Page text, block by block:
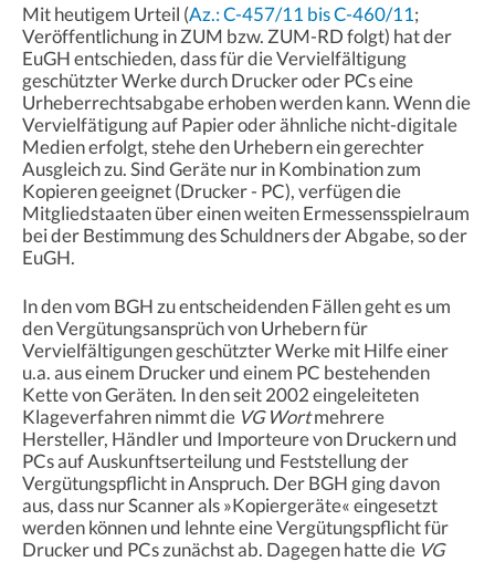
Mit heutigem Urteil (Az.: C-457/11 bis C-460/11;
Veröffentlichung in ZUM bzw. ZUM-RD folgt) hat der
EuGH entschieden, dass für die Vervielfältigung
geschützter Werke durch Drucker oder PCs eine
Urheberrechtsabgabe erhoben werden kann. Wenn die
Vervielfätigung auf Papier oder ähnliche nicht-digitale
Medien erfolgt, stehe den Urhebern ein gerechter
Ausgleich zu. Sind Geräte nur in Kombination zum
Kopieren geeignet (Drucker - PC), verfügen die
Mitgliedstaaten über einen weiten Ermessensspielraum
bei der Bestimmung des Schuldners der Abgabe, so der
EuGH.
In den vom BGH zu entscheidenden Fällen geht es um
den Vergütungsansprüch von Urhebern für
Vervielfältigungen geschützter Werke mit Hilfe einer
u.a. aus einem Drucker und einem PC bestehenden
Kette von Geräten. In den seit 2002 eingeleiteten
Klageverfahren nimmt die VG Wortmehrere
Hersteller, Händler und Importeure von Druckern und
PCs auf Auskunftserteilung und Feststellung der
Vergütungspflicht in Anspruch. Der BGH ging davon
aus, dass nur Scanner als »Kopiergeräte« eingesetzt
werden können und lehnte eine Vergütungspflicht für
Drucker und PCs zunächst ab. Dagegen hatte die VG